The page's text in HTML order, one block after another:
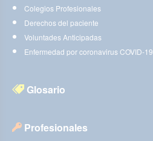
Colegios Profesionales
Derechos del paciente
Voluntades Anticipadas
Enfermedad por coronavirus COVID-19
Glosario
Profesionales